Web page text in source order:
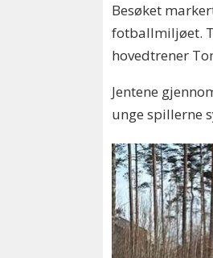
Besøket
fotballmiljøet.
hovedtrener
Jentene
unge spillerne